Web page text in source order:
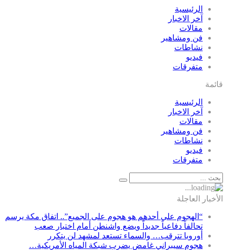
الرئيسية
آخر الاخبار
مقالات
فن ومشاهير
نشاطات
فيديو
متفرقات
قائمة
الرئيسية
آخر الاخبار
مقالات
فن ومشاهير
نشاطات
فيديو
متفرقات
الأخبار العاجلة
“الهجوم على أحدهم هو هجوم على الجميع”.. اتفاق مكة يرسم
تحالفاً دفاعياً جديداً ويضع واشنطن أمام اختبار صعب
أوروبا تترقب… والسماء تستعد لمشهد لن يتكرر
هجوم سيبراني غامض يضرب شبكة المياه الأمريكية…